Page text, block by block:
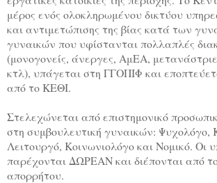
μέρος ενός ολοκληρωμένου δικτύου
και αντιμετώπισης της βίας κατά των
γυναικών που υφίστανται πολλαπλές
(μονογονείς, άνεργες, ΑμΕΑ,
κτλ), υπάγεται στη ΓΓΟΠΙΦ και
από το ΚΕΘΙ.
Στελεχώνεται από επιστημονικό
στη συμβουλευτική γυναικών: Ψυχολόγο,
Λειτουργό, Κοινωνιολόγο και Νομικό. Οι
παρέχονται ΔΩΡΕΑΝ και διέπονται από
απορρήτου.